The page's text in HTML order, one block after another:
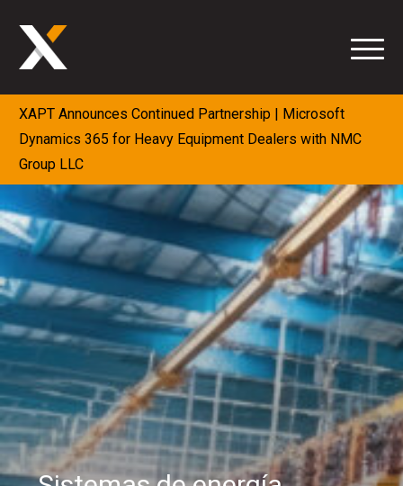
Saltar
contenido
XAPT Announces Continued Partnership | Microsoft
Dynamics 365 for Heavy Equipment Dealers with NMC
Group LLC